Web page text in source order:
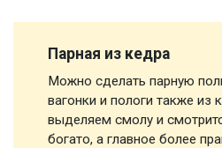
Парная из кедра
Можно сделать парную
вагонки и пологи также из
выделяем смолу и
богато, а главное более